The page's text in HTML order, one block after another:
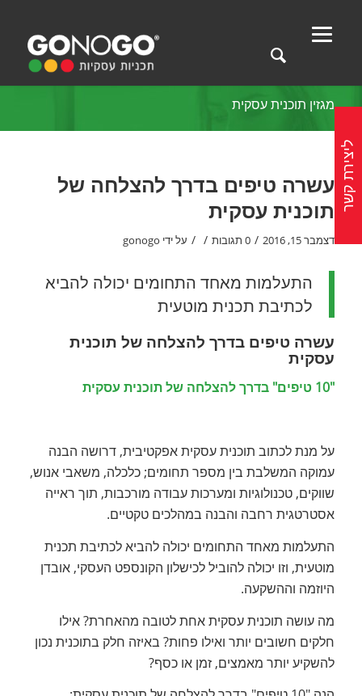
מגזין תוכנית עסקית
עשרה טיפים בדרך להצלחה של
תוכנית עסקית
דצמבר 15, 2016 / 0 תגובות /
/ על ידי gonogo
התעלמות מאחד התחומים יכולה להביא
לכתיבת תכנית מוטעית
עשרה טיפים בדרך להצלחה של תוכנית
עסקית
"10 טיפים" בדרך להצלחה של תוכנית עסקית
על מנת לכתוב תוכנית עסקית אפקטיבית, דרושה הבנה
עמוקה המשלבת בין מספר תחומים; כלכלה, משאבי אנוש,
שווקים, טכנולוגיות ומערכות עבודה מורכבות, תוך ראייה
אסטרטגית רחבה והבנה במהלכים טקטיים.
התעלמות מאחד התחומים יכולה להביא לכתיבת תכנית
מוטעית, וזו יכולה להוביל לכישלון הקונספט העסקי, אובדן
היוזמה וההשקעה.
מה עושה תוכנית עסקית אחת לטובה מהאחרת? אילו
חלקים חשובים יותר ואילו פחות? באיזה חלק בתוכנית נכון
להשקיע יותר מאמצים, זמן או כסף?
ליצירת קשר